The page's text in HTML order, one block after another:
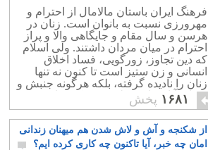
ایرانی، و یا تازیان؟
۳۹
فرهنگ ایران باستان مالامال از احترام و
مهرورزی نسبت به بانوان است. زنان در
هرسن و سال مقام و جایگاهی والا و پراز
احترام در میان مردان داشتند. ولی اسلام
که دین تجاوز، زورگویی، فساد اخلاق
انسانی و زن ستیز است تا کنون نه تنها
زنان را نادیده گرفته، بلکه هرگونه جنبش و
صدای آنان را در نطفه خفه کرده است.
۱۶۸۱ پخش
از شکنجه و آش و لاش شدن هم میهنان زندانی
امان چه خبر، آیا تاکنون چه کاری کرده ایم؟